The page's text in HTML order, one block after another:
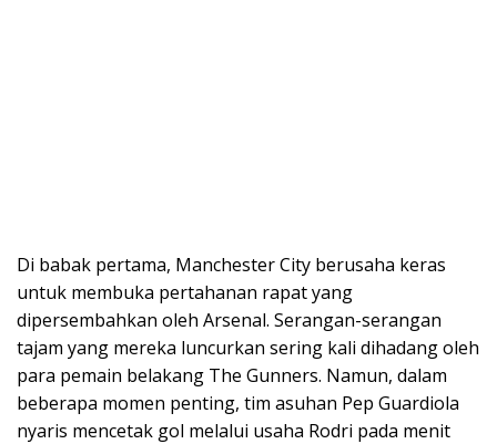
Di babak pertama, Manchester City berusaha keras
untuk membuka pertahanan rapat yang
dipersembahkan oleh Arsenal. Serangan-serangan
tajam yang mereka luncurkan sering kali dihadang oleh
para pemain belakang The Gunners. Namun, dalam
beberapa momen penting, tim asuhan Pep Guardiola
nyaris mencetak gol melalui usaha Rodri pada menit